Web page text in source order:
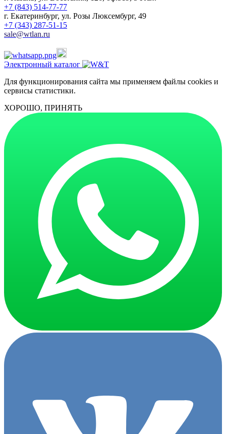
+7 (843) 514-77-77
г. Екатеринбург, ул. Розы Люксембург, 49
+7 (343) 287-51-15
sale@wtlan.ru
Электронный каталог
Для функционирования сайта мы применяем файлы cookies и
сервисы статистики.
ХОРОШО, ПРИНЯТЬ